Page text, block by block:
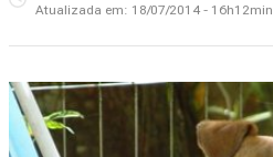
Atualizada em: 18/07/2014 - 16h12min